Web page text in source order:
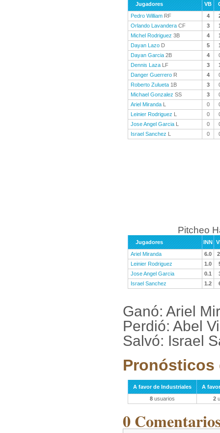
Jugadores VB
Pedro William RF 4
Orlando Lavandera CF 3
Michel Rodriguez 3B 4
Dayan Lazo D 5
Dayan Garcia 2B 4
Dennis Laza LF 3
Danger Guerrero R 4
Roberto Zulueta 1B 3
Michael Gonzalez SS 3
Ariel Miranda L 0
Leinier Rodriguez L 0
Jose Angel Garcia L 0
Israel Sanchez L 0
Pitcheo
Jugadores INN
Ariel Miranda
6.0
Leinier Rodriguez
1.0
Jose Angel Garcia
0.1
Israel Sanchez
1.2
Ganó: Ariel
Perdió: Abel
Salvó: Israel
Pronósticos
A favor de Industriales
A
8 usuarios 2
0